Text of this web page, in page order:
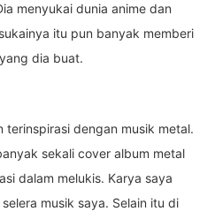
menyukai dunia anime dan
itu pun banyak memberi
dia buat.
terinspirasi dengan musik metal.
sekali cover album metal
dalam melukis. Karya saya
musik saya. Selain itu di